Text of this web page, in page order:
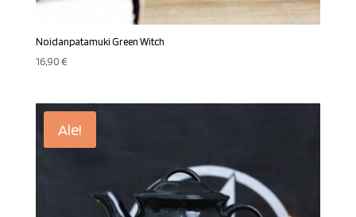
Noidanpatamuki Green Witch
16,90€
Ale!